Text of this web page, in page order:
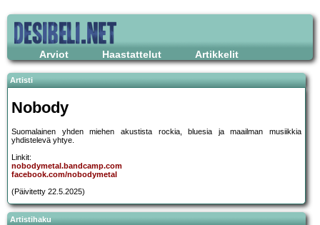
Arviot Haastattelut Artikkelit
Artisti
Nobody
Suomalainen yhden miehen akustista rockia, bluesia ja maailman musiikkia
yhdistelevä yhtye.
Linkit:
nobodymetal.bandcamp.com
facebook.com/nobodymetal
(Päivitetty 22.5.2025)
Artistihaku